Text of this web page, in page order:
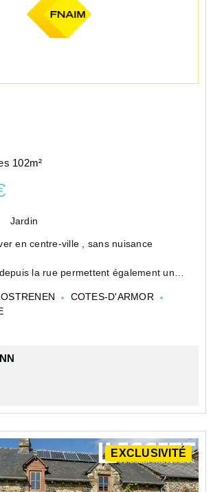
102m²
Jardin
en centre-ville , sans nuisance
la rue permettent également un
locatif ou autre.
:
COTES-D'ARMOR
l'agence
EXCLUSIVITÉ